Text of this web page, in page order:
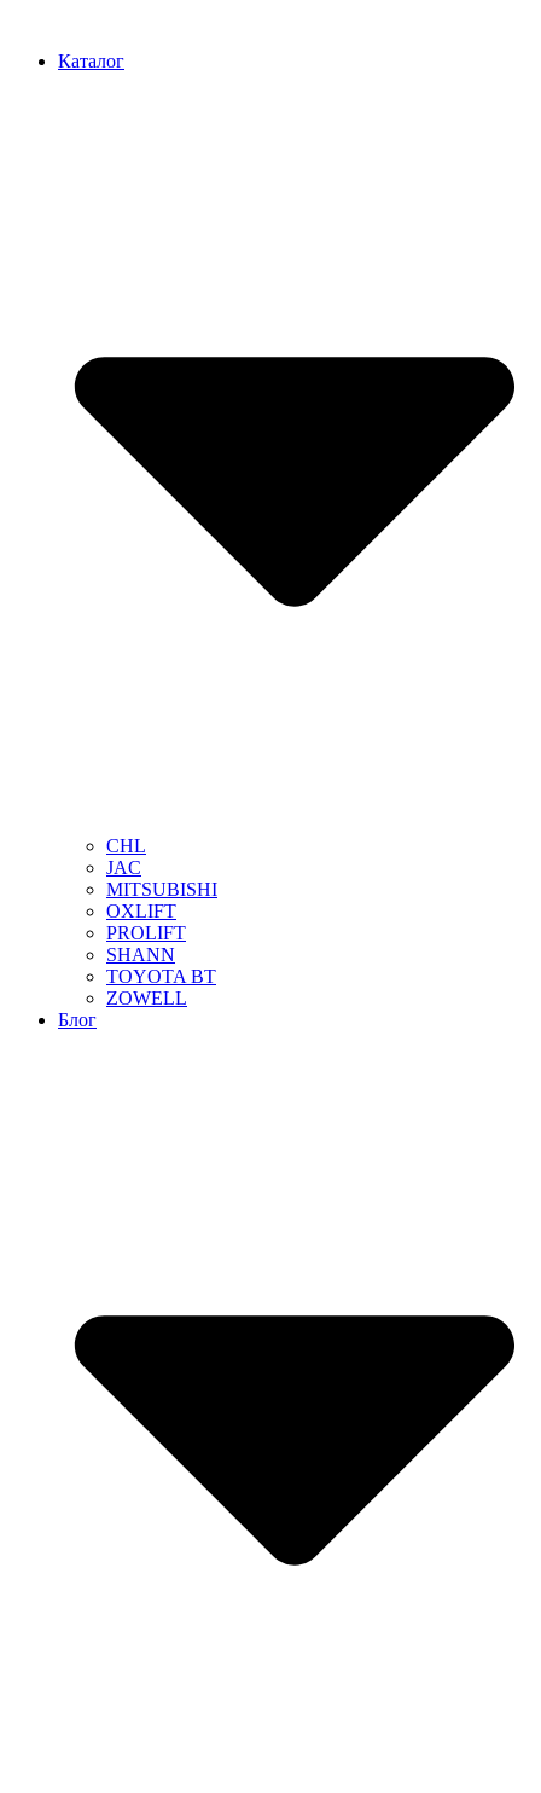
содержимому
Каталог
CHL
JAC
MITSUBISHI
OXLIFT
PROLIFT
SHANN
TOYOTA BT
ZOWELL
Блог